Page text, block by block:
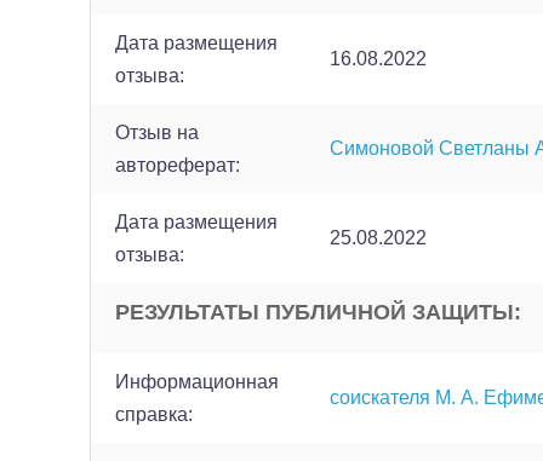
Дата размещения
отзыва:
16.08.2022
Отзыв на
автореферат:
Симоновой Светланы
Дата размещения
отзыва:
25.08.2022
РЕЗУЛЬТАТЫ ПУБЛИЧНОЙ ЗАЩИТЫ:
Информационная
справка:
соискателя М. А.